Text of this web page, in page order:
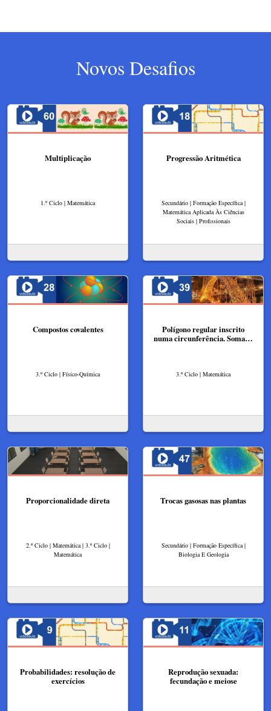
Novos Desafios
Multiplicação
1.º Ciclo | Matemática
Progressão Aritmética
Secundário | Formação Específica |
Matemática Aplicada Às Ciências
Sociais | Profissionais
Compostos covalentes
3.º Ciclo | Físico-Química
Polígono regular inscrito
numa circunferência. Soma…
3.º Ciclo | Matemática
Proporcionalidade direta
2.º Ciclo | Matemática | 3.º Ciclo |
Matemática
Trocas gasosas nas plantas
Secundário | Formação Específica |
Biologia E Geologia
Probabilidades: resolução de
exercícios
Reprodução sexuada:
fecundação e meiose